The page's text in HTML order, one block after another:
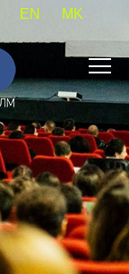
EN MK